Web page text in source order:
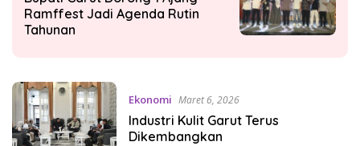
Ramffest Jadi Agenda Rutin
Tahunan
Ekonomi Maret 6, 2026
Industri Kulit Garut Terus
Dikembangkan